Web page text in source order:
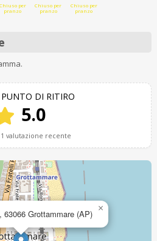
Chiuso per
pranzo
Chiuso per
pranzo
Chiuso per
pranzo
DI RITIRO
5.0
1 valutazione recente
63066 Grottammare (AP) ×